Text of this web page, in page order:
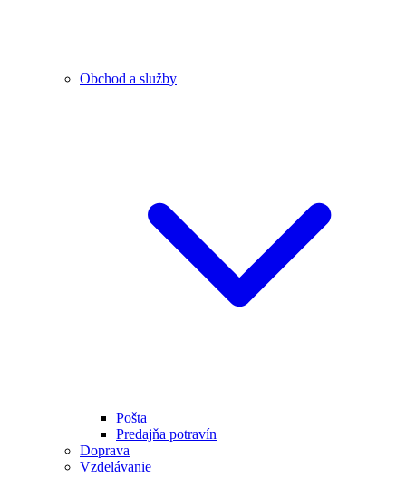
Obchod a služby
Pošta
Predajňa potravín
Doprava
Vzdelávanie